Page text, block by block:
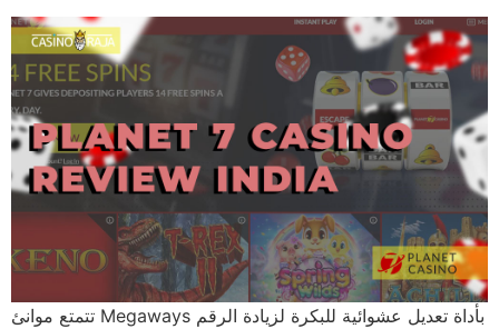
تتمتع موانئ Megaways بأداة تعديل عشوائية للبكرة لزيادة الرقم